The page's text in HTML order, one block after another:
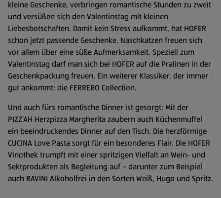
kleine Geschenke, verbringen romantische Stunden zu zweit
und versüßen sich den Valentinstag mit kleinen
Liebesbotschaften. Damit kein Stress aufkommt, hat HOFER
schon jetzt passende Geschenke. Naschkatzen freuen sich
vor allem über eine süße Aufmerksamkeit. Speziell zum
Valentinstag darf man sich bei HOFER auf die Pralinen in der
Geschenkpackung freuen. Ein weiterer Klassiker, der immer
gut ankommt: die FERRERO Collection.
Und auch fürs romantische Dinner ist gesorgt: Mit der
PIZZ’AH Herzpizza Margherita zaubern auch Küchenmuffel
ein beeindruckendes Dinner auf den Tisch. Die herzförmige
CUCINA Love Pasta sorgt für ein besonderes Flair. Die HOFER
Vinothek trumpft mit einer spritzigen Vielfalt an Wein- und
Sektprodukten als Begleitung auf – darunter zum Beispiel
auch RAVINI Alkoholfrei in den Sorten Weiß, Hugo und Spritz.